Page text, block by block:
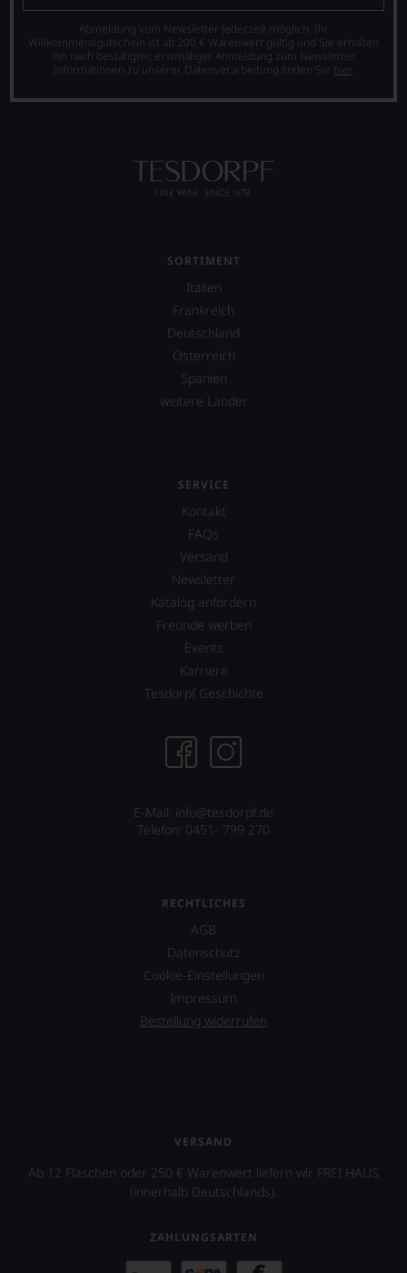
Abmeldung vom Newsletter jederzeit möglich. Ihr
Willkommensgutschein ist ab 200 € Warenwert gültig und Sie erhalten
ihn nach bestätigter, erstmaliger Anmeldung zum Newsletter.
Informationen zu unserer Datenverarbeitung finden Sie hier.
SORTIMENT
Italien
Frankreich
Deutschland
Österreich
Spanien
weitere Länder
SERVICE
Kontakt
FAQs
Versand
Newsletter
Katalog anfordern
Freunde werben
Events
Karriere
Tesdorpf Geschichte
E-Mail: info@tesdorpf.de
Telefon: 0451- 799 270
RECHTLICHES
AGB
Datenschutz
Cookie-Einstellungen
Impressum
Bestellung widerrufen
VERSAND
Ab 12 Flaschen oder 250 € Warenwert liefern wir FREI HAUS
(innerhalb Deutschlands).
ZAHLUNGSARTEN